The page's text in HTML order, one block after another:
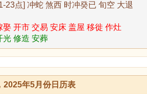
23点] 冲蛇 煞西 时冲癸已 旬空 大退
开市 交易 安床 盖屋 移徙 作灶
光 修造 安葬
2025年5月份日历表